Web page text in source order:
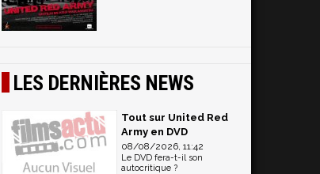
LES DERNIÈRES NEWS
Tout sur United Red
Army en DVD
08/08/2026, 11:42
Le DVD fera-t-il son
autocritique ?